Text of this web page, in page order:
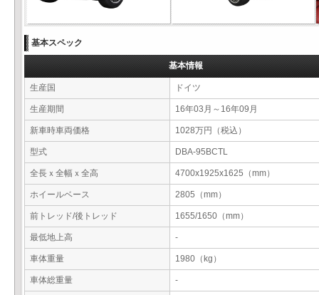
基本スペック
基本情報
生産国 ドイツ
生産期間 16年03月～16年09月
新車時車両価格 1028万円（税込）
型式 DBA-95BCTL
全長ｘ全幅ｘ全高 4700x1925x1625（mm）
ホイールベース 2805（mm）
前トレッド/後トレッド 1655/1650（mm）
最低地上高 -
車体重量 1980（kg）
車体総重量 -